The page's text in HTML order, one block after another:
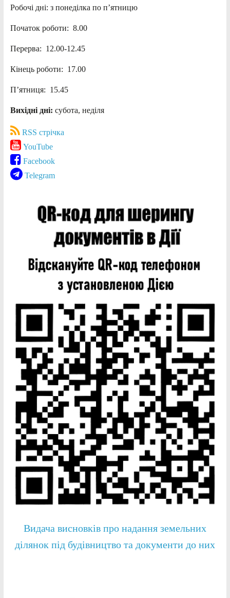
Робочі дні: з понеділка по п’ятницю
Початок роботи: 8.00
Перерва: 12.00-12.45
Кінець роботи: 17.00
П’ятниця: 15.45
Вихідні дні: субота, неділя
RSS стрічка
YouTube
Facebook
Telegram
Видача висновків про надання земельних
ділянок під будівництво та документи до них